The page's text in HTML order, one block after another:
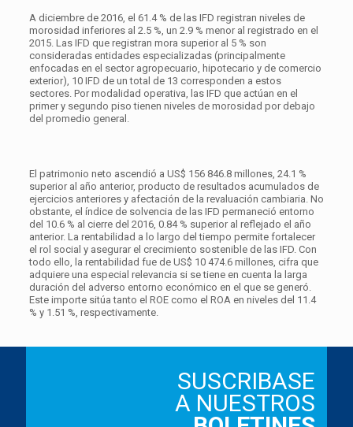
A diciembre de 2016, el 61.4 % de las IFD registran niveles de
morosidad inferiores al 2.5 %, un 2.9 % menor al registrado en el
2015. Las IFD que registran mora superior al 5 % son
consideradas entidades especializadas (principalmente
enfocadas en el sector agropecuario, hipotecario y de comercio
exterior), 10 IFD de un total de 13 corresponden a estos
sectores. Por modalidad operativa, las IFD que actúan en el
primer y segundo piso tienen niveles de morosidad por debajo
del promedio general.
El patrimonio neto ascendió a US$ 156 846.8 millones, 24.1 %
superior al año anterior, producto de resultados acumulados de
ejercicios anteriores y afectación de la revaluación cambiaria. No
obstante, el índice de solvencia de las IFD permaneció entorno
del 10.6 % al cierre del 2016, 0.84 % superior al reflejado el año
anterior. La rentabilidad a lo largo del tiempo permite fortalecer
el rol social y asegurar el crecimiento sostenible de las IFD. Con
todo ello, la rentabilidad fue de US$ 10 474.6 millones, cifra que
adquiere una especial relevancia si se tiene en cuenta la larga
duración del adverso entorno económico en el que se generó.
Este importe sitúa tanto el ROE como el ROA en niveles del 11.4
% y 1.51 %, respectivamente.
SUSCRIBASE
A NUESTROS